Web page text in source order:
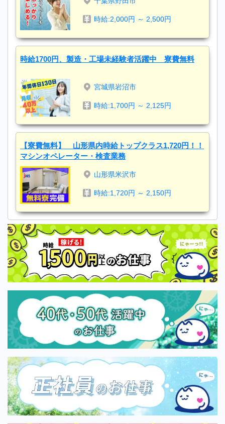
時給:2,000円 ～ 2,500円
時給1700円、製造・工場未経験者活躍中 寮費無料
宮城県岩沼市
時給:1,700円 ～ 2,125円
【寮費無料】 山形県内時給トップクラス1,720円！！
マシンオペレーター・検査業務
山形県米沢市
時給:1,720円 ～ 2,150円